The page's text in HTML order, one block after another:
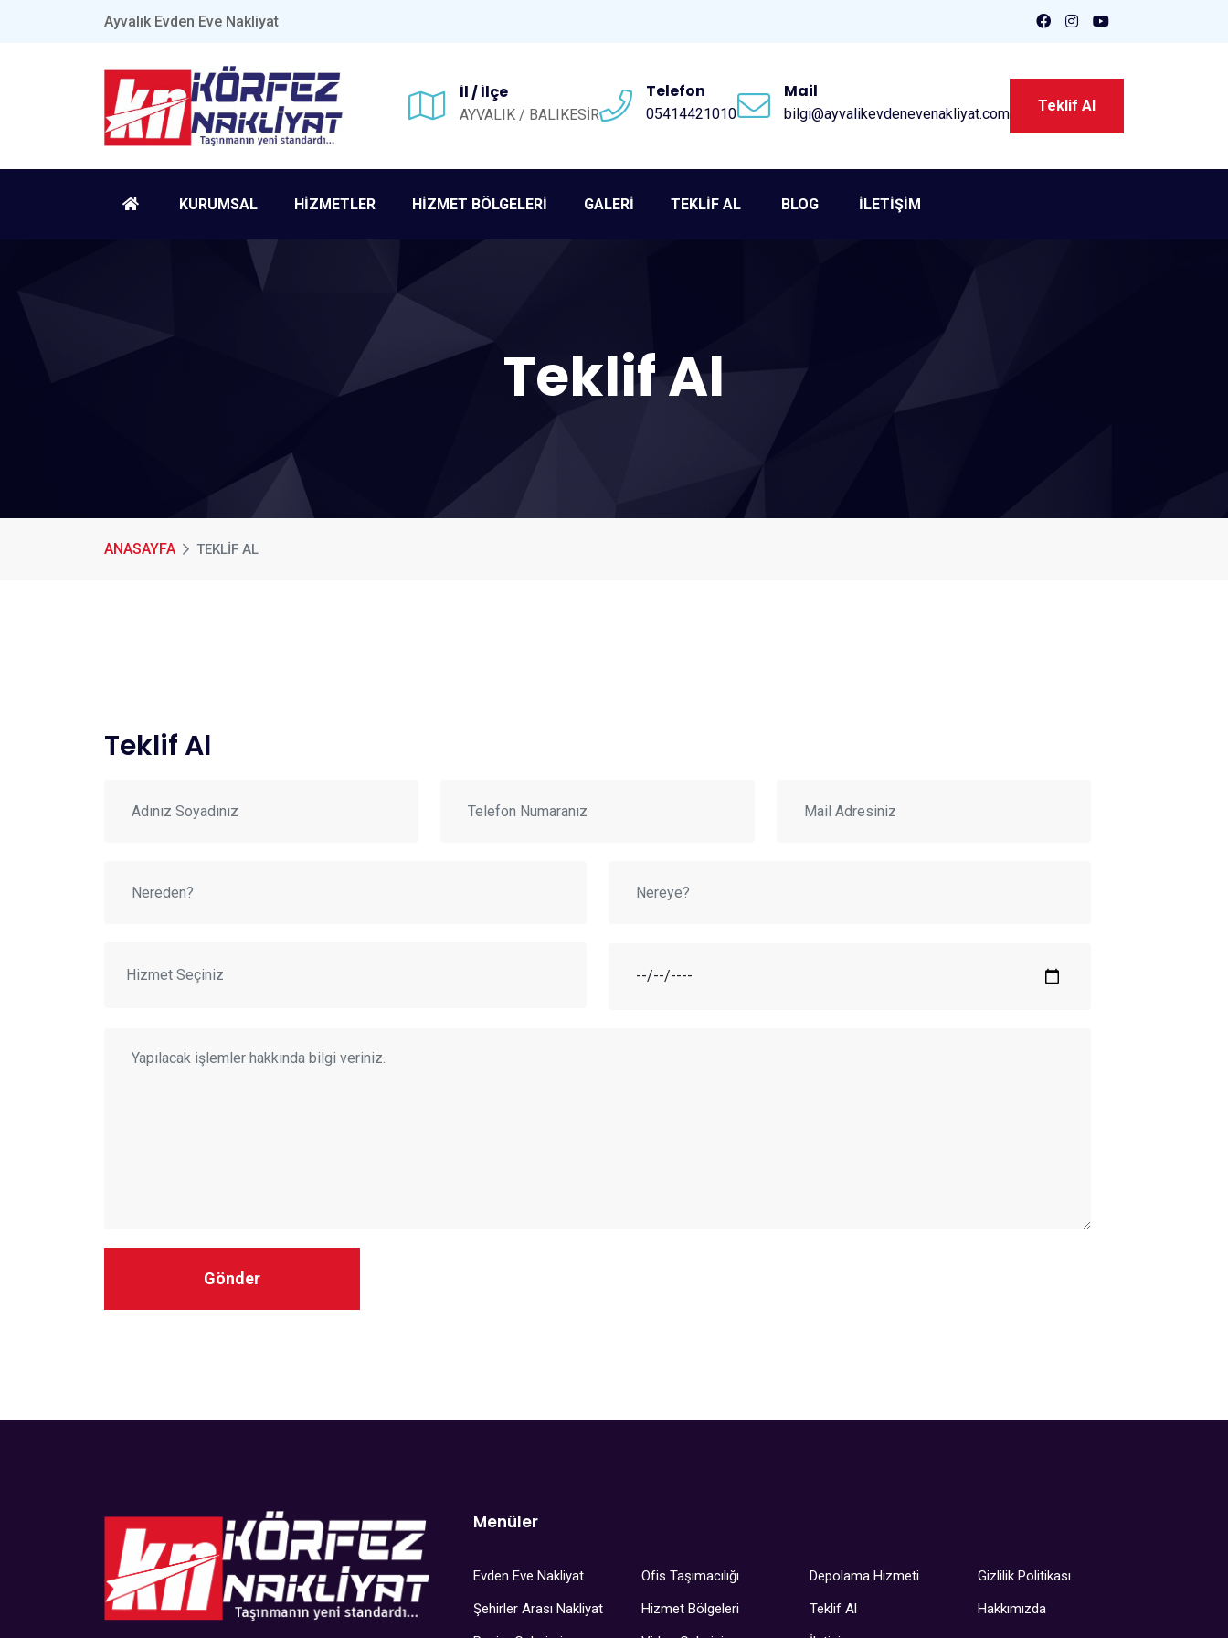
Ayvalık Evden Eve Nakliyat
İl / İlçe
AYVALIK / BALIKESİR
Telefon
05414421010
Mail
bilgi@ayvalikevdenevenakliyat.com Teklif Al
KURUMSAL HİZMETLER HİZMET BÖLGELERİ GALERİ TEKLİF AL BLOG İLETİŞİM
Teklif Al
ANASAYFA TEKLIF AL
Teklif Al
Menüler
Evden Eve Nakliyat Ofis Taşımacılığı Depolama Hizmeti
Gizlilik Politikası
Şehirler Arası Nakliyat
Hizmet Bölgeleri Teklif Al
Hakkımızda